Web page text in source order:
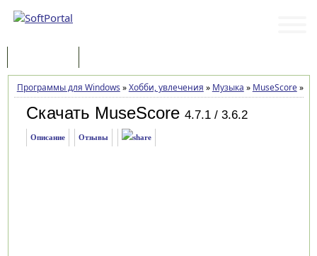
Программы для Windows »Хобби, увлечения » Музыка » MuseScore»
Скачать MuseScore 4.7.1 / 3.6.2
Описание Отзывы